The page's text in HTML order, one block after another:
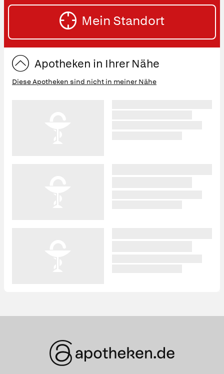
Straße
Mein Standort
Apotheken in Ihrer Nähe
Diese Apotheken sind nicht in meiner Nähe